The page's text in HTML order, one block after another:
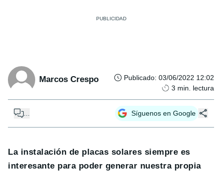
Marcos Crespo Publicado: 03/06/2022 12:02
3 min. lectura
Síguenos en Google
La instalación de placas solares siempre es
interesante para poder generar nuestra propia